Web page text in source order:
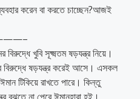
করেন বা করতে চাচ্ছেন?আজই
খুবি সূক্ষ্মতম ষড়যন্ত্র নিয়ে।
বিরুদ্ধে ষড়যন্ত্র করেই আসে। এসকল
টিকিয়ে রাখতে পারে। কিন্তু
বুঝতে না পেরে ঈমানহারা হই।